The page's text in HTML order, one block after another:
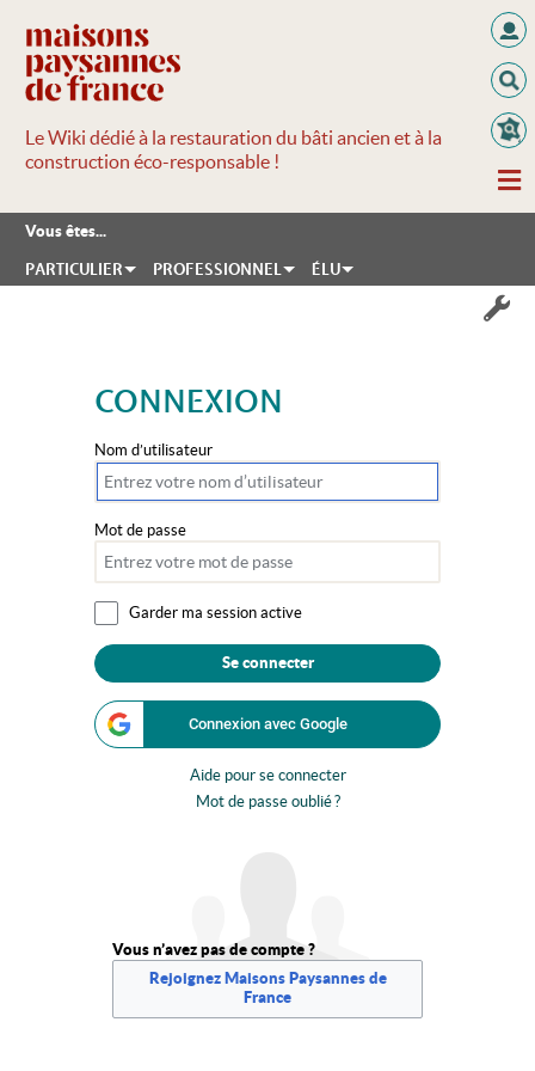
Le Wiki dédié à la restauration du bâti ancien et à la
construction éco-responsable !
Vous êtes...
PARTICULIER PROFESSIONNEL ÉLU
CONNEXION
Nom d’utilisateur
Mot de passe
Garder ma session active
Se connecter
Connexion avec Google
Aide pour se connecter
Mot de passe oublié ?
Vous n’avez pas de compte ?
Rejoignez Maisons Paysannes de
France